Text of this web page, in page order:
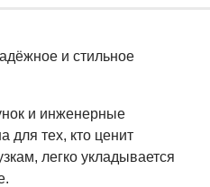
и стильное
и инженерные
для тех, кто ценит
легко укладывается